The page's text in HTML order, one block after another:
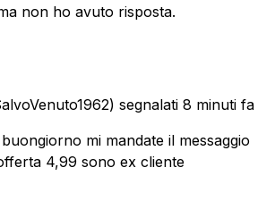
non ho avuto risposta.
segnalati 8 minuti fa
mi mandate il messaggio
4,99 sono ex cliente